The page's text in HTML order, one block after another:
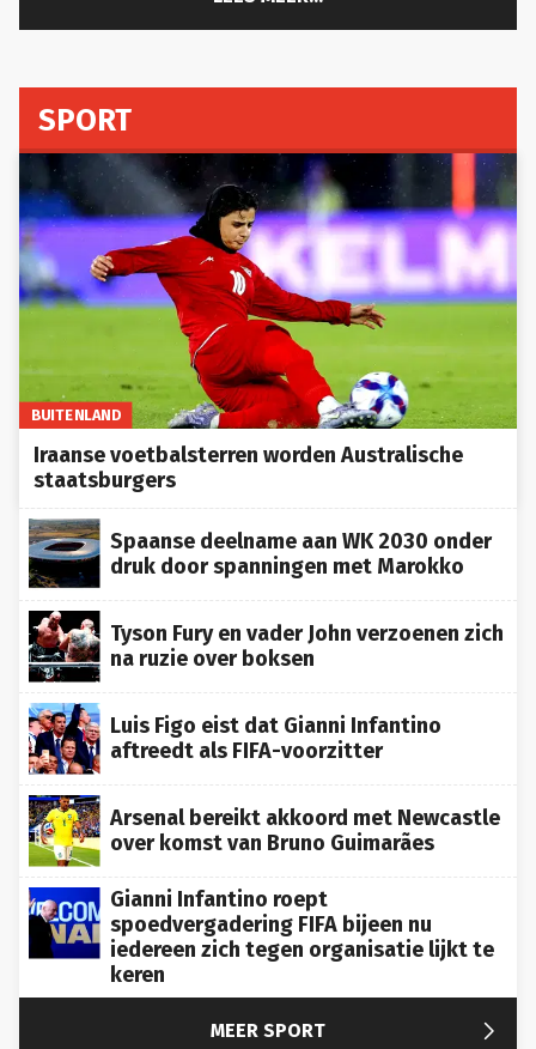
SPORT
BUITENLAND
Iraanse voetbalsterren worden Australische
staatsburgers
Spaanse deelname aan WK 2030 onder
druk door spanningen met Marokko
Tyson Fury en vader John verzoenen zich
na ruzie over boksen
Luis Figo eist dat Gianni Infantino
aftreedt als FIFA-voorzitter
Arsenal bereikt akkoord met Newcastle
over komst van Bruno Guimarães
Gianni Infantino roept
spoedvergadering FIFA bijeen nu
iedereen zich tegen organisatie lijkt te
keren
MEER SPORT 